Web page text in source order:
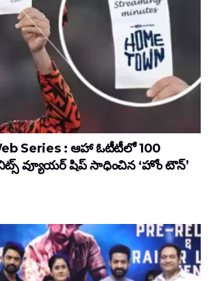
Series : ఆహా ఓటీటీలో 100
వ్యూయర్ షిప్ సాధించిన ‘హోం టౌన్’